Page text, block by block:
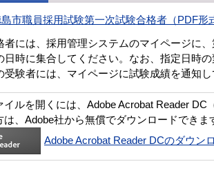
市職員採用試験第一次試験合格者（PDF形
者には、採用管理システムのマイページに
日時に集合してください。なお、指定日時
受験者には、マイページに試験成績を通知し
ルを開くには、Adobe Acrobat Reader DC
、Adobe社から無償でダウンロードできま
Adobe Acrobat Reader DCのダウン